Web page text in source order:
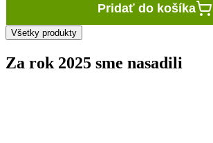
Pridať do košíka
Všetky produkty
Za rok 2025 sme nasadili